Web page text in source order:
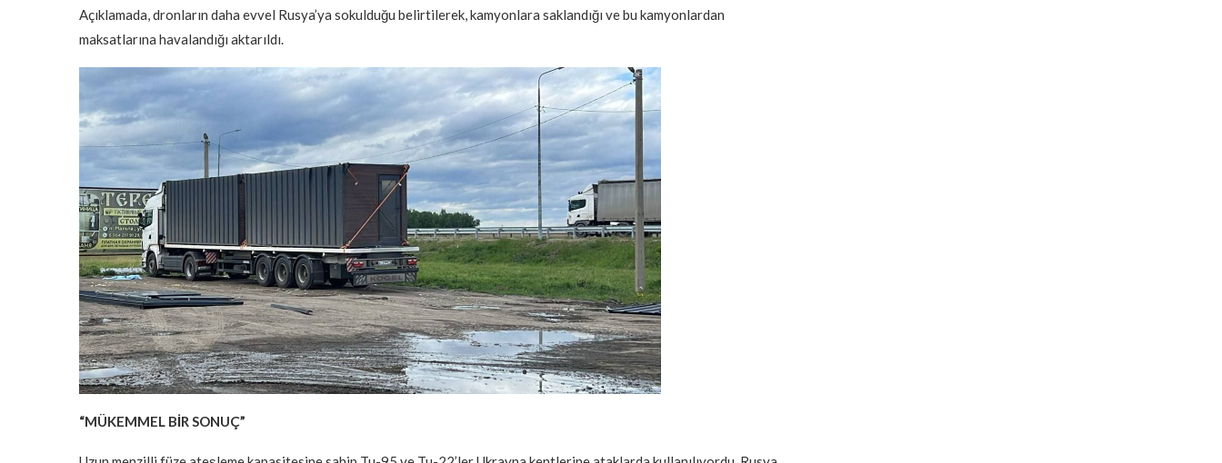
Açıklamada, dronların daha evvel Rusya’ya sokulduğu belirtilerek, kamyonlara saklandığı ve bu kamyonlardan
maksatlarına havalandığı aktarıldı.
“MÜKEMMEL BİR SONUÇ”